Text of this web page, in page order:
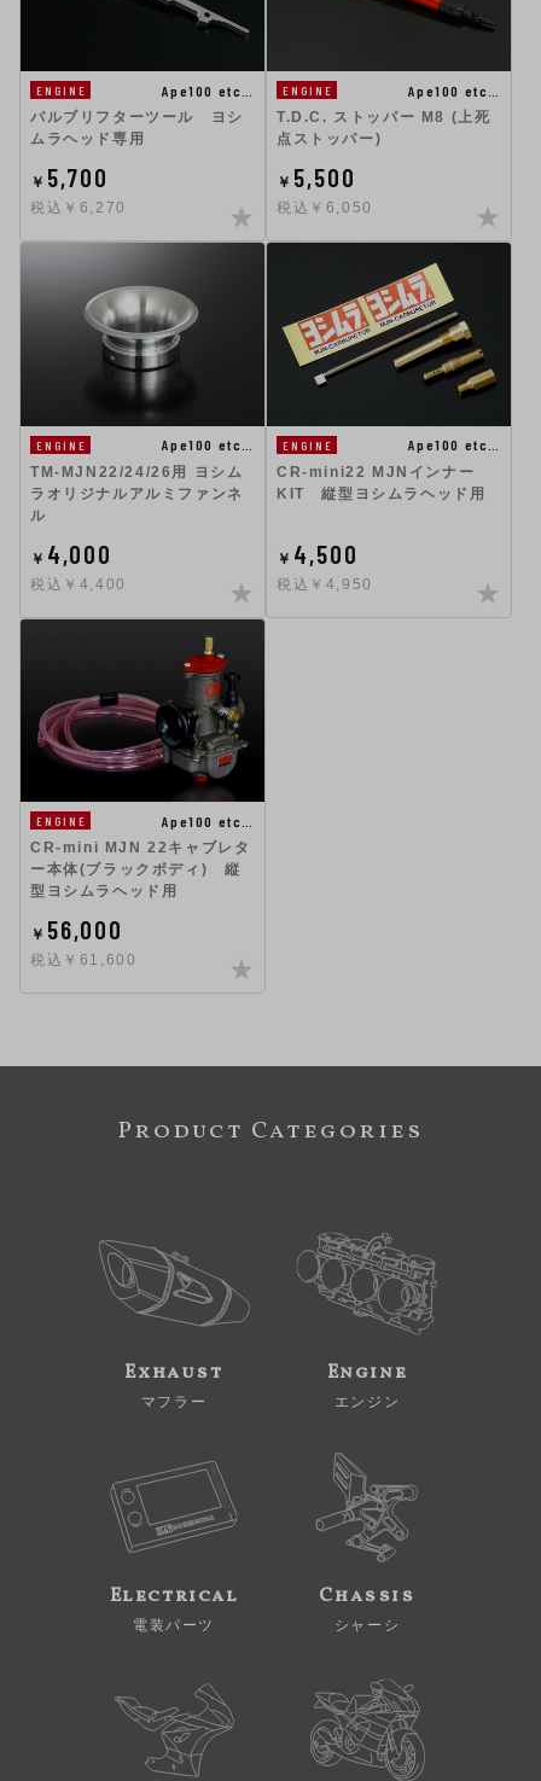
ENGINE
Ape100 etc…
バルブリフターツール ヨシ
ムラヘッド専用
￥ 5,700
税込￥6,270
ENGINE
Ape100 etc…
T.D.C. ストッパー M8 (上死
点ストッパー)
￥ 5,500
税込￥6,050
ENGINE
Ape100 etc…
TM-MJN22/24/26用 ヨシム
ラオリジナルアルミファンネ
ル
￥ 4,000
税込￥4,400
ENGINE
Ape100 etc…
CR-mini22 MJNインナー
KIT 縦型ヨシムラヘッド用
￥ 4,500
税込￥4,950
ENGINE
Ape100 etc…
CR-mini MJN 22キャブレタ
ー本体(ブラックボディ) 縦
型ヨシムラヘッド用
￥ 56,000
税込￥61,600
Product Categories
Exhaust
マフラー
Engine
エンジン
Electrical
電装パーツ
Chassis
シャーシ